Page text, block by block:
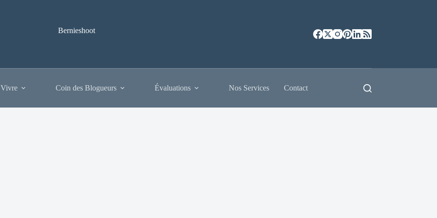
Bernieshoot
Coin des Blogueurs Évaluations Nos Services Contact